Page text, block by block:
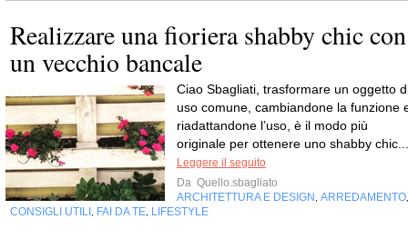
Realizzare una fioriera shabby chic con
un vecchio bancale
Ciao Sbagliati, trasformare un oggetto
uso comune, cambiandone la funzione
riadattandone l’uso, è il modo più
originale per ottenere uno shabby chic...
Leggere il seguito
Da Quello.sbagliato
ARCHITETTURA E DESIGN ARREDAMENTO
CONSIGLI UTILI FAI DA TE LIFESTYLE